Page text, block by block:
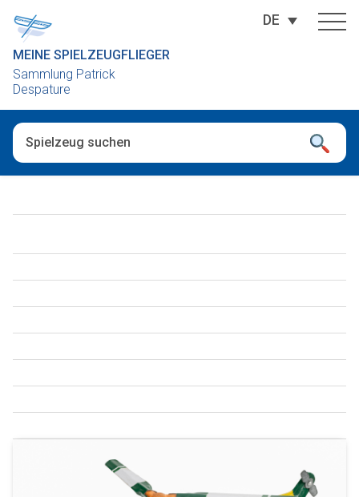
MEINE SPIELZEUGFLIEGER
Sammlung Patrick
Despature
DE